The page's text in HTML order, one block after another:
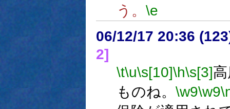
う。 \e
06/12/17 20:36
2]
\t\u\s[10]\h\s[3]
ものね。 \w9\w9